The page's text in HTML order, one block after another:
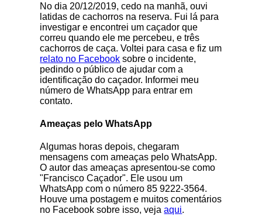
No dia 20/12/2019, cedo na manhã, ouvi
latidas de cachorros na reserva. Fui lá para
investigar e encontrei um caçador que
correu quando ele me percebeu, e três
cachorros de caça. Voltei para casa e fiz um
relato no Facebook sobre o incidente,
pedindo o público de ajudar com a
identificação do caçador. Informei meu
número de WhatsApp para entrar em
contato.
Ameaças pelo WhatsApp
Algumas horas depois, chegaram
mensagens com ameaças pelo WhatsApp.
O autor das ameaças apresentou-se como
"Francisco Caçador". Ele usou um
WhatsApp com o número 85 9222‐3564.
Houve uma postagem e muitos comentários
no Facebook sobre isso, vejaaqui.